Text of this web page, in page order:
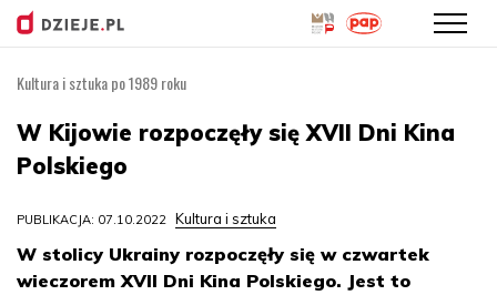
treści
Kultura i sztuka po 1989 roku
W Kijowie rozpoczęły się XVII Dni Kina
Polskiego
PUBLIKACJA: 07.10.2022 Kultura i sztuka
W stolicy Ukrainy rozpoczęły się w czwartek
wieczorem XVII Dni Kina Polskiego. Jest to